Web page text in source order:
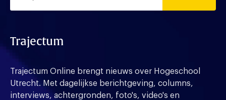
Trajectum
Trajectum Online brengt nieuws over Hogeschool
Utrecht. Met dagelijkse berichtgeving, columns,
interviews, achtergronden, foto's, video's en